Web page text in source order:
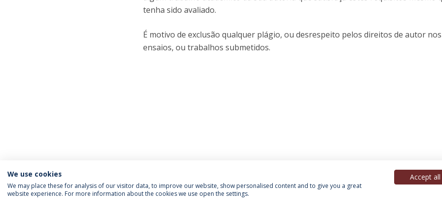
tenha sido avaliado.
É motivo de exclusão qualquer plágio, ou desrespeito pelos direitos de autor nos
ensaios, ou trabalhos submetidos.
We use cookies
We may place these for analysis of our visitor data, to improve our website, show personalised content and to give you a great
website experience. For more information about the cookies we use open the settings.
Accept all